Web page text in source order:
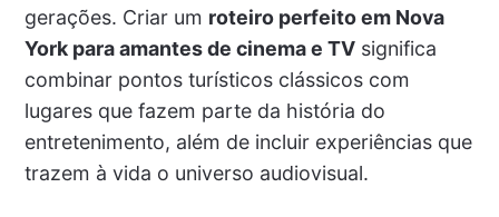
gerações. Criar um roteiro perfeito em Nova
York para amantes de cinema e TVsignifica
combinar pontos turísticos clássicos com
lugares que fazem parte da história do
entretenimento, além de incluir experiências que
trazem à vida o universo audiovisual.